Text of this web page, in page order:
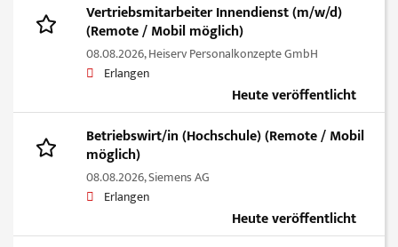
Vertriebsmitarbeiter Innendienst (m/w/d)
(Remote / Mobil möglich)
08.08.2026,Heiserv Personalkonzepte GmbH
Erlangen
Heute veröffentlicht
Betriebswirt/in (Hochschule) (Remote / Mobil
möglich)
08.08.2026,Siemens AG
Erlangen
Heute veröffentlicht